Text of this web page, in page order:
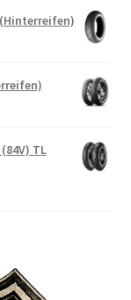
(Hinterreifen)
TL